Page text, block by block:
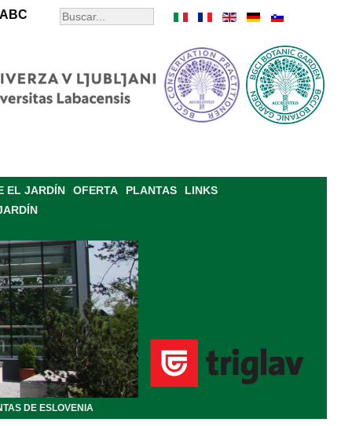
ABC
EL JARDÍN OFERTA PLANTAS
LINKS
DE ESLOVENIA